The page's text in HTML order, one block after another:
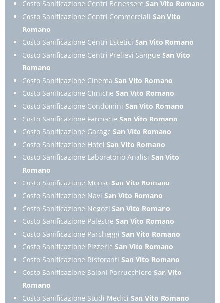
Costo Sanificazione Centri BenessereSan Vito Romano
Costo Sanificazione Centri CommercialiSan Vito
Romano
Costo Sanificazione Centri EsteticiSan Vito Romano
Costo Sanificazione Centri Prelievi SangueSan Vito
Romano
Costo Sanificazione CinemaSan Vito Romano
Costo Sanificazione ClinicheSan Vito Romano
Costo Sanificazione CondominiSan Vito Romano
Costo Sanificazione FarmacieSan Vito Romano
Costo Sanificazione GarageSan Vito Romano
Costo Sanificazione HotelSan Vito Romano
Costo Sanificazione Laboratorio AnalisiSan Vito
Romano
Costo Sanificazione MenseSan Vito Romano
Costo Sanificazione NaviSan Vito Romano
Costo Sanificazione NegoziSan Vito Romano
Costo Sanificazione PalestreSan Vito Romano
Costo Sanificazione ParcheggiSan Vito Romano
Costo Sanificazione PizzerieSan Vito Romano
Costo Sanificazione RistorantiSan Vito Romano
Costo Sanificazione Saloni ParrucchiereSan Vito
Romano
Costo Sanificazione Studi MediciSan Vito Romano